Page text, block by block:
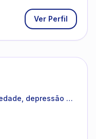
Ver Perfil
depressão e